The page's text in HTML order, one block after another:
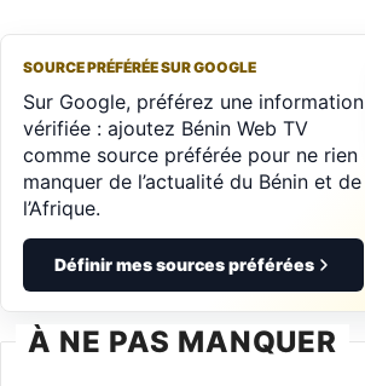
SOURCE PRÉFÉRÉE SUR GOOGLE
Sur Google, préférez une information
vérifiée : ajoutez Bénin Web TV
comme source préférée pour ne rien
manquer de l’actualité du Bénin et de
l’Afrique.
Définir mes sources préférées
À NE PAS MANQUER